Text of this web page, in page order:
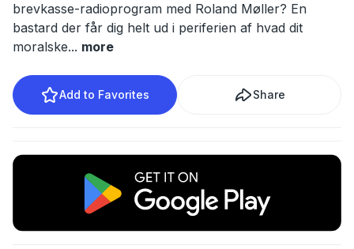
brevkasse-radioprogram med Roland Møller? En
bastard der får dig helt ud i periferien af hvad dit
moralske... more
Add to Favorites Share